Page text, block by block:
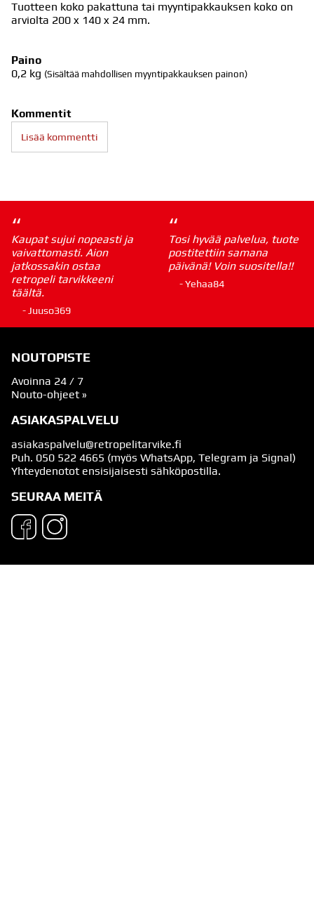
Tuotteen koko pakattuna tai myyntipakkauksen koko on
arviolta 200 x 140 x 24 mm.
Paino
0,2 kg (Sisältää mahdollisen myyntipakkauksen painon)
Kommentit
Lisää kommentti
“
Kaupat sujui nopeasti ja
vaivattomasti. Aion
jatkossakin ostaa
retropeli tarvikkeeni
täältä.
- Juuso369
“
Tosi hyvää palvelua, tuote
postitettiin samana
päivänä! Voin suositella!!
- Yehaa84
NOUTOPISTE
Avoinna 24 / 7
Nouto-ohjeet »
ASIAKASPALVELU
asiakaspalvelu@retropelitarvike.fi
Puh. 050 522 4665 (myös WhatsApp, Telegram ja Signal)
Yhteydenotot ensisijaisesti sähköpostilla.
SEURAA MEITÄ